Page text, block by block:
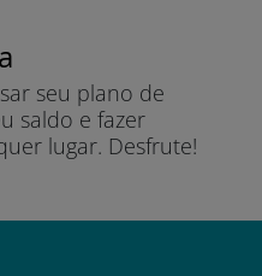
seu plano de
saldo e fazer
lugar. Desfrute!